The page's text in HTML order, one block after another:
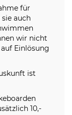
für
auch
wir nicht
Einlösung
ist
10,-